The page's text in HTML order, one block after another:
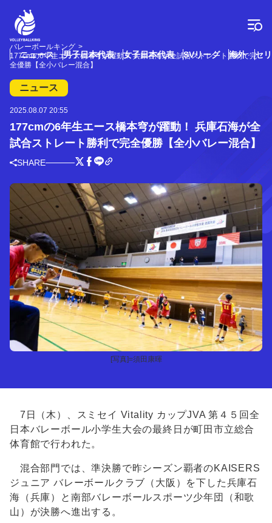
ニュース 男子日本代表 女子日本代表 SVリーグ 海外 セ
バレーボールキング
177cmの6年生エース橋本穹が躍動！ 兵庫石海が全試合ストレート勝利で完
全優勝【全小バレー混合】
ニュース
2025.08.07 20:55
177cmの6年生エース橋本穹が躍動！ 兵庫石海が全
試合ストレート勝利で完全優勝【全小バレー混合】
SHARE
[写真]=須田康暉
7日（木）、スミセイ Vitality カップJVA 第４５回全
日本バレーボール小学生大会の最終日が町田市立総合
体育館で行われた。
混合部門では、準決勝で昨シーズン覇者のKAISERS
ジュニア バレーボールクラブ（大阪）を下した兵庫石
海（兵庫）と南部バレーボールスポーツ少年団（和歌
山）が決勝へ進出する。